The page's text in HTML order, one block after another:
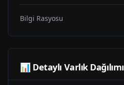
Bilgi Rasyosu
📊 Detaylı Varlık Dağılımı